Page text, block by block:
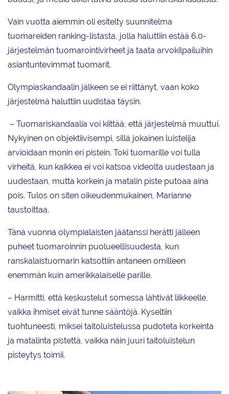
Vain vuotta aiemmin oli esitelty suunnitelma
tuomareiden ranking-listasta, jolla haluttiin estää 6.0-
järjestelmän tuomarointivirheet ja taata arvokilpailuihin
asiantuntevimmat tuomarit.
Olympiaskandaalin jälkeen se ei riittänyt, vaan koko
järjestelmä haluttiin uudistaa täysin.
– Tuomariskandaalia voi kiittää, että järjestelmä muuttui.
Nykyinen on objektiivisempi, sillä jokainen luistelija
arvioidaan monin eri pistein. Toki tuomarille voi tulla
virheitä, kun kaikkea ei voi katsoa videolta uudestaan ja
uudestaan, mutta korkein ja matalin piste putoaa aina
pois. Tulos on siten oikeudenmukainen, Marianne
taustoittaa.
Tänä vuonna olympialaisten jäätanssi herätti jälleen
puheet tuomaroinnin puolueellisuudesta, kun
ranskalaistuomarin katsottiin antaneen omilleen
enemmän kuin amerikkalaiselle parille.
– Harmitti, että keskustelut somessa lähtivät liikkeelle,
vaikka ihmiset eivät tunne sääntöjä. Kyseltiin
tuohtuneesti, miksei taitoluistelussa pudoteta korkeinta
ja matalinta pistettä, vaikka näin juuri taitoluistelun
pisteytys toimii.